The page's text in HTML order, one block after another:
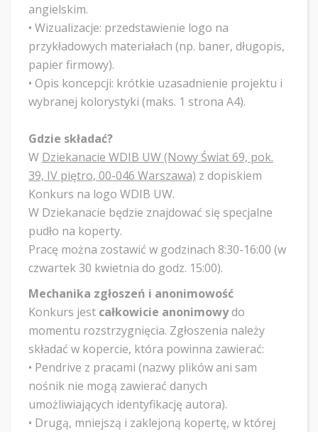
angielskim.
• ​Wizualizacje: przedstawienie logo na
przykładowych materiałach (np. baner, długopis,
papier firmowy).
• ​Opis koncepcji: krótkie uzasadnienie projektu i
wybranej kolorystyki (maks. 1 strona A4).
Gdzie składać?
W Dziekanacie WDIB UW (Nowy Świat 69, pok.
39, IV piętro, 00-046 Warszawa) z dopiskiem
Konkurs na logo WDIB UW.
W Dziekanacie będzie znajdować się specjalne
pudło na koperty.
Pracę można zostawić w godzinach 8:30-16:00 (w
czwartek 30 kwietnia do godz. 15:00).
Mechanika zgłoszeń i anonimowość
​Konkurs jest całkowicie anonimowydo
momentu rozstrzygnięcia. Zgłoszenia należy
składać w kopercie, która powinna zawierać:
• ​Pendrive z pracami (nazwy plików ani sam
nośnik nie mogą zawierać danych
umożliwiających identyfikację autora).
• ​Drugą, mniejszą i zaklejoną kopertę, w której